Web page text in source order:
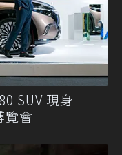
SUV 現身
覽會